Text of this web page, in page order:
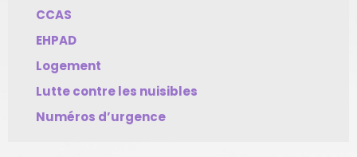
CCAS
EHPAD
Logement
Lutte contre les nuisibles
Numéros d’urgence